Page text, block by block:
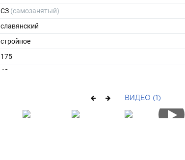
СЗ (самозанятый)
славянский
стройное
175
48
ВИДЕО (1)